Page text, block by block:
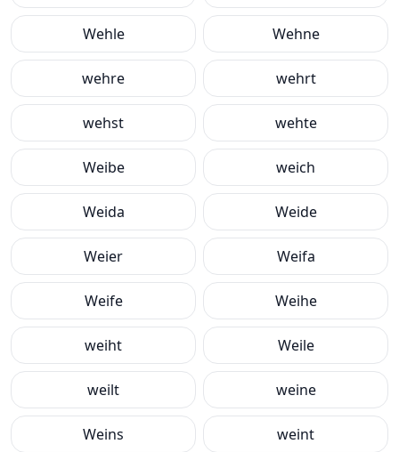
Wehle Wehne
wehre wehrt
wehst wehte
Weibe weich
Weida Weide
Weier Weifa
Weife Weihe
weiht Weile
weilt weine
Weins weint